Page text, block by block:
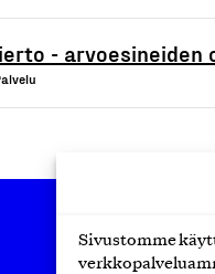
Sivustomme
- arvoesineiden